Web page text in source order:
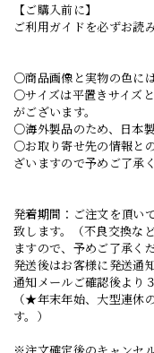
【ご購入前に】
ご利用ガイドを必ずお読
○商品画像と実物の色に
○サイズは平置きサイズ
がございます。
○海外製品のため、日本
○お取り寄せ先の情報と
ざいますので予めご了承
発着期間：ご注文を頂い
致します。（不良交換な
ますので、予めご了承く
発送後はお客様に発送通
通知メールご確認後より
（★年末年始、大型連休
す。）